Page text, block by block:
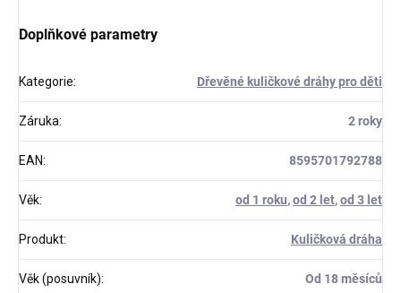
Doplňkové parametry
Kategorie: Dřevěné kuličkové dráhy pro děti
Záruka: 2 roky
EAN: 8595701792788
Věk: od 1 roku,od 2 let,od 3 let
Produkt: Kuličková dráha
Věk (posuvník): Od 18 měsíců